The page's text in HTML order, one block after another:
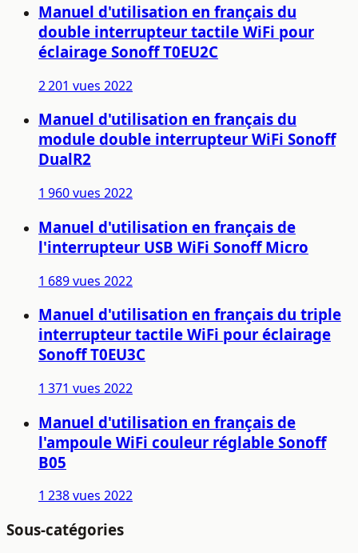
Manuel d'utilisation en français du
double interrupteur tactile WiFi pour
éclairage Sonoff T0EU2C
2 201 vues 2022
Manuel d'utilisation en français du
module double interrupteur WiFi Sonoff
DualR2
1 960 vues 2022
Manuel d'utilisation en français de
l'interrupteur USB WiFi Sonoff Micro
1 689 vues 2022
Manuel d'utilisation en français du triple
interrupteur tactile WiFi pour éclairage
Sonoff T0EU3C
1 371 vues 2022
Manuel d'utilisation en français de
l'ampoule WiFi couleur réglable Sonoff
B05
1 238 vues 2022
Sous-catégories